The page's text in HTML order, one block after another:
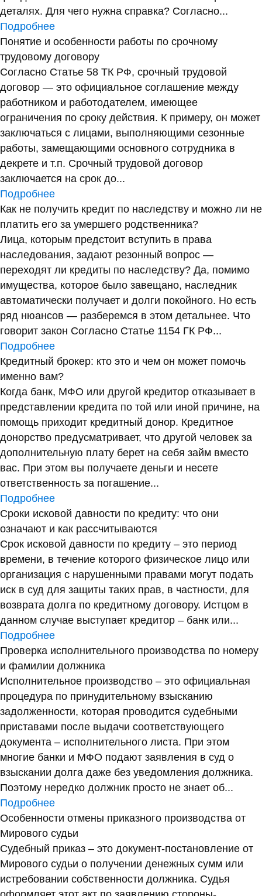
деталях. Для чего нужна справка? Согласно...
Подробнее
Понятие и особенности работы по срочному
трудовому договору
Согласно Статье 58 ТК РФ, срочный трудовой
договор — это официальное соглашение между
работником и работодателем, имеющее
ограничения по сроку действия. К примеру, он может
заключаться с лицами, выполняющими сезонные
работы, замещающими основного сотрудника в
декрете и т.п. Срочный трудовой договор
заключается на срок до...
Подробнее
Как не получить кредит по наследству и можно ли не
платить его за умершего родственника?
Лица, которым предстоит вступить в права
наследования, задают резонный вопрос —
переходят ли кредиты по наследству? Да, помимо
имущества, которое было завещано, наследник
автоматически получает и долги покойного. Но есть
ряд нюансов — разберемся в этом детальнее. Что
говорит закон Согласно Статье 1154 ГК РФ...
Подробнее
Кредитный брокер: кто это и чем он может помочь
именно вам?
Когда банк, МФО или другой кредитор отказывает в
представлении кредита по той или иной причине, на
помощь приходит кредитный донор. Кредитное
донорство предусматривает, что другой человек за
дополнительную плату берет на себя займ вместо
вас. При этом вы получаете деньги и несете
ответственность за погашение...
Подробнее
Сроки исковой давности по кредиту: что они
означают и как рассчитываются
Срок исковой давности по кредиту – это период
времени, в течение которого физическое лицо или
организация с нарушенными правами могут подать
иск в суд для защиты таких прав, в частности, для
возврата долга по кредитному договору. Истцом в
данном случае выступает кредитор – банк или...
Подробнее
Проверка исполнительного производства по номеру
и фамилии должника
Исполнительное производство – это официальная
процедура по принудительному взысканию
задолженности, которая проводится судебными
приставами после выдачи соответствующего
документа – исполнительного листа. При этом
многие банки и МФО подают заявления в суд о
взыскании долга даже без уведомления должника.
Поэтому нередко должник просто не знает об...
Подробнее
Особенности отмены приказного производства от
Мирового судьи
Судебный приказ – это документ-постановление от
Мирового судьи о получении денежных сумм или
истребовании собственности должника. Судья